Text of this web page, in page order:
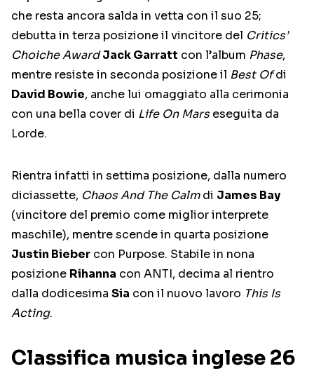
che resta ancora salda in vetta con il suo 25;
debutta in terza posizione il vincitore del Critics’
Choiche Award Jack Garratt con l’album Phase,
mentre resiste in seconda posizione il Best Ofdi
David Bowie, anche lui omaggiato alla cerimonia
con una bella cover di Life On Marseseguita da
Lorde.
Rientra infatti in settima posizione, dalla numero
diciassette, Chaos And The Calmdi James Bay
(vincitore del premio come miglior interprete
maschile), mentre scende in quarta posizione
Justin Bieber con Purpose. Stabile in nona
posizione Rihanna con ANTI, decima al rientro
dalla dodicesima Sia con il nuovo lavoro This Is
Acting.
Classifica musica inglese 26